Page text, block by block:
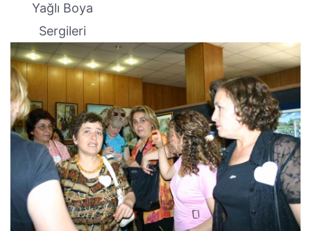
Yağlı Boya
Sergileri